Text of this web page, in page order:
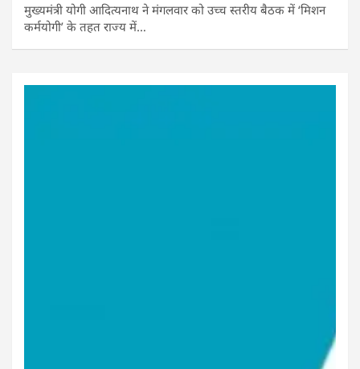
मुख्यमंत्री योगी आदित्यनाथ ने मंगलवार को उच्च स्तरीय बैठक में ‘मिशन
कर्मयोगी’ के तहत राज्य में…